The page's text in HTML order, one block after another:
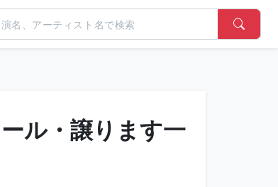
ル・譲ります一